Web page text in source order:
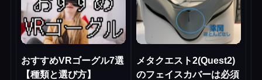
おすすめVRゴーグル7選
【種類と選び方】
メタクエスト2(Quest2)
のフェイスカバーは必須